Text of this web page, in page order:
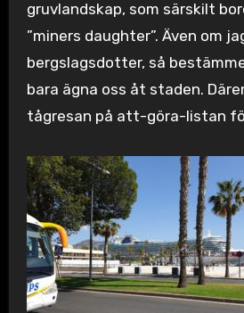
gruvlandskap, som särskilt
”miners daughter”. Även om
bergslagsdotter, så
bara ägna oss åt staden.
tågresan på att-göra-listan